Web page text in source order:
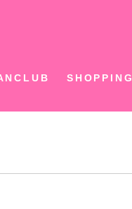
SHOPPING